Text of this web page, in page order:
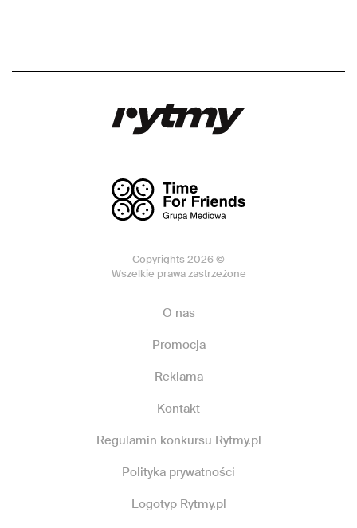
Copyrights 2026 ©
Wszelkie prawa zastrzeżone
O nas
Promocja
Reklama
Kontakt
Regulamin konkursu Rytmy.pl
Polityka prywatności
Logotyp Rytmy.pl